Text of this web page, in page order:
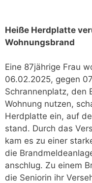
Heiße Herdplatte
Wohnungsbrand
Eine 87jährige Frau
06.02.2025, gegen
Schrannenplatz, den
Wohnung nutzen,
Herdplatte ein, auf
stand. Durch das
kam es zu einer
die
anschlug. Zu einem
die Seniorin ihr